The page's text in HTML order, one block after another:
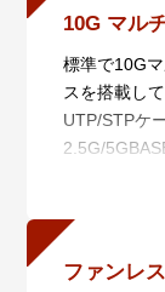
10G マル
標準で10G
スを搭載し
UTP/STPケ
2.5G/
5eケーブル
ファンレ